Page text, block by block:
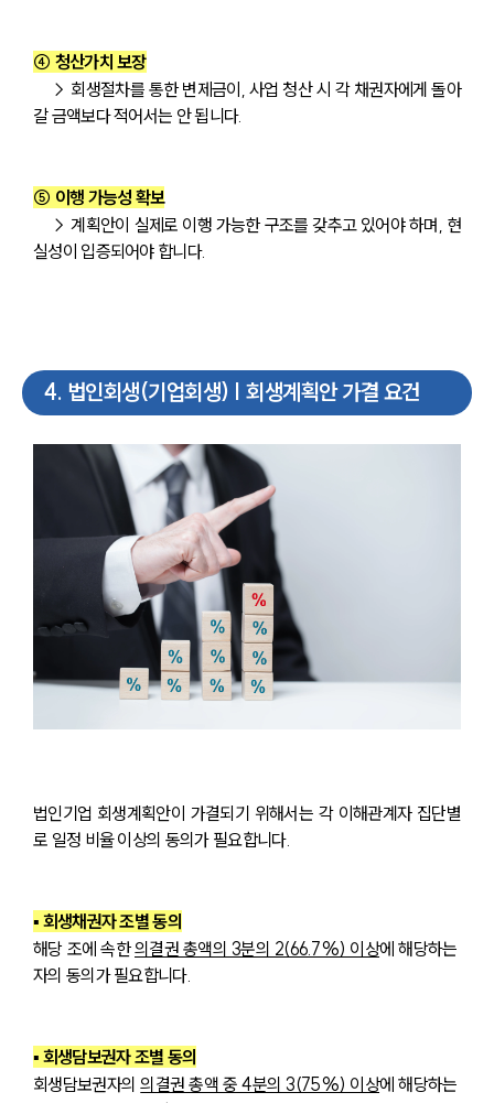
④ 청산가치 보장
→ 회생절차를 통한 변제금이, 사업 청산 시 각 채권자에게 돌아
갈 금액보다 적어서는 안 됩니다.
⑤ 이행 가능성 확보
→ 계획안이 실제로 이행 가능한 구조를 갖추고 있어야 하며, 현
실성이 입증되어야 합니다.
4. 법인회생(기업회생) | 회생계획안 가결 요건
법인기업 회생계획안이 가결되기 위해서는 각 이해관계자 집단별
로 일정 비율 이상의 동의가 필요합니다.
▪ 회생채권자 조별 동의
해당 조에 속한 의결권 총액의 3분의 2(66.7%) 이상에 해당하는
자의 동의가 필요합니다.
▪ 회생담보권자 조별 동의
회생담보권자의 의결권 총액 중 4분의 3(75%) 이상에 해당하는